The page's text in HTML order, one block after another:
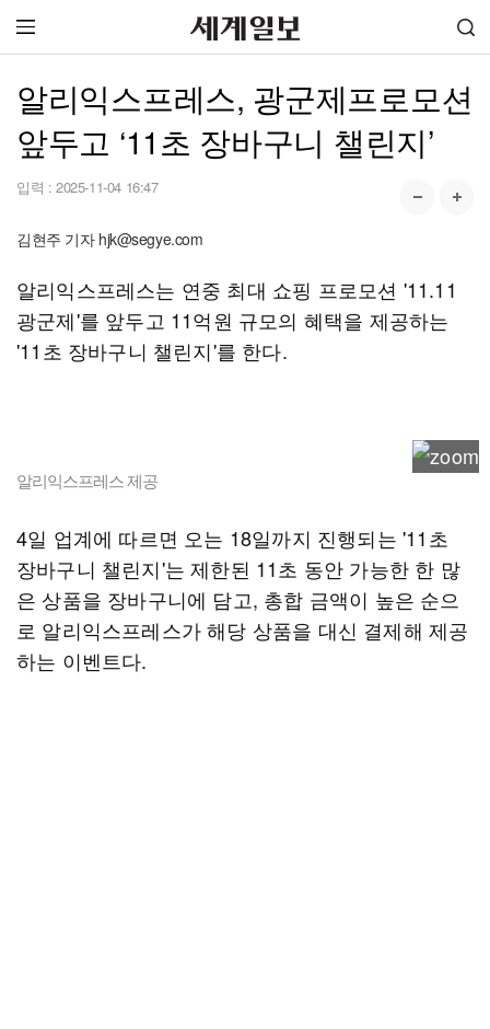
알리익스프레스, 광군제프로모션
앞두고 ‘11초 장바구니 챌린지’
입력 : 2025-11-04 16:47
김현주 기자 hjk@segye.com
알리익스프레스는 연중 최대 쇼핑 프로모션 '11.11
광군제'를 앞두고 11억원 규모의 혜택을 제공하는
'11초 장바구니 챌린지'를 한다.
알리익스프레스 제공
4일 업계에 따르면 오는 18일까지 진행되는 '11초
장바구니 챌린지'는 제한된 11초 동안 가능한 한 많
은 상품을 장바구니에 담고, 총합 금액이 높은 순으
로 알리익스프레스가 해당 상품을 대신 결제해 제공
하는 이벤트다.